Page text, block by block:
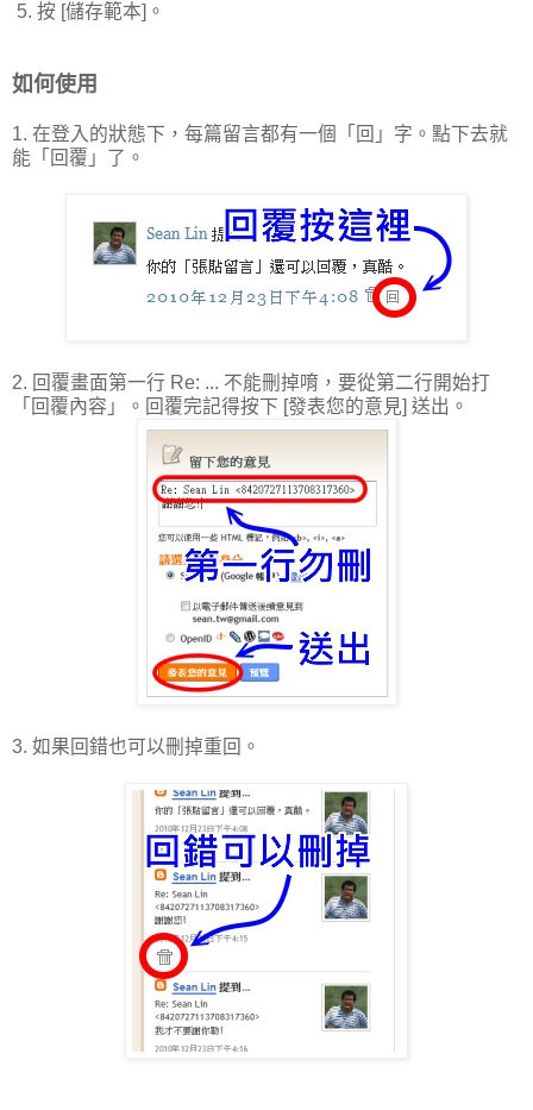
5. 按 [儲存範本]。
如何使用
1. 在登入的狀態下，每篇留言都有一個「回」字。點下去就
能「回覆」了。
2. 回覆畫面第一行 Re: ... 不能刪掉唷，要從第二行開始打
「回覆內容」。回覆完記得按下 [發表您的意見] 送出。
3. 如果回錯也可以刪掉重回。